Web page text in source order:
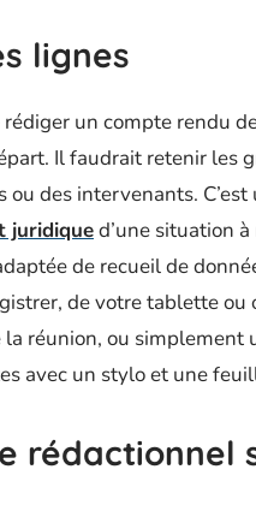
lignes
un compte rendu
Il faudrait retenir les
des intervenants.
juridiqued’une situation
de recueil de
de votre tablette
réunion, ou simplement
avec un stylo et une
rédactionnel